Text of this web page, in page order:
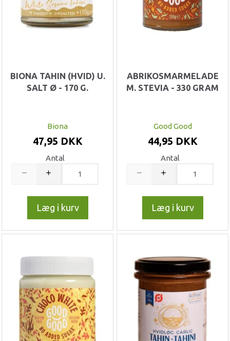
BIONA TAHIN (HVID) U.
SALT Ø - 170 G.
Biona
47,95 DKK
Antal
Læg i kurv
ABRIKOSMARMELADE
M. STEVIA - 330 GRAM
Good Good
44,95 DKK
Antal
Læg i kurv